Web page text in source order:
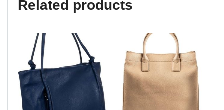
Related products